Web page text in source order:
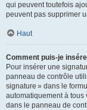
qui peuvent toutefois
peuvent pas supprimer
Haut
Comment puis-je
Pour insérer une
panneau de contrôle
signature » dans le
automatiquement à tous
dans le panneau de